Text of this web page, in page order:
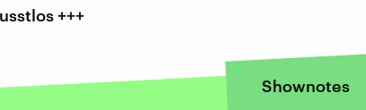
+++
Shownotes